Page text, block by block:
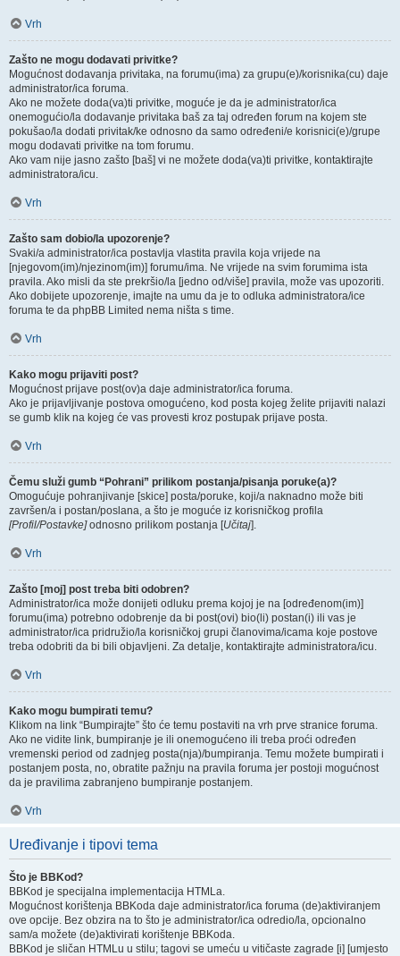
Vrh
Zašto ne mogu dodavati privitke?
Mogućnost dodavanja privitaka, na forumu(ima) za grupu(e)/korisnika(cu) daje
administrator/ica foruma.
Ako ne možete doda(va)ti privitke, moguće je da je administrator/ica
onemogućio/la dodavanje privitaka baš za taj određen forum na kojem ste
pokušao/la dodati privitak/ke odnosno da samo određeni/e korisnici(e)/grupe
mogu dodavati privitke na tom forumu.
Ako vam nije jasno zašto [baš] vi ne možete doda(va)ti privitke, kontaktirajte
administratora/icu.
Vrh
Zašto sam dobio/la upozorenje?
Svaki/a administrator/ica postavlja vlastita pravila koja vrijede na
[njegovom(im)/njezinom(im)] forumu/ima. Ne vrijede na svim forumima ista
pravila. Ako misli da ste prekršio/la [jedno od/više] pravila, može vas upozoriti.
Ako dobijete upozorenje, imajte na umu da je to odluka administratora/ice
foruma te da phpBB Limited nema ništa s time.
Vrh
Kako mogu prijaviti post?
Mogućnost prijave post(ov)a daje administrator/ica foruma.
Ako je prijavljivanje postova omogućeno, kod posta kojeg želite prijaviti nalazi
se gumb klik na kojeg će vas provesti kroz postupak prijave posta.
Vrh
Čemu služi gumb “Pohrani” prilikom postanja/pisanja poruke(a)?
Omogućuje pohranjivanje [skice] posta/poruke, koji/a naknadno može biti
završen/a i postan/poslana, a što je moguće iz korisničkog profila
[Profil/Postavke]odnosno prilikom postanja [Učitaj].
Vrh
Zašto [moj] post treba biti odobren?
Administrator/ica može donijeti odluku prema kojoj je na [određenom(im)]
forumu(ima) potrebno odobrenje da bi post(ovi) bio(li) postan(i) ili vas je
administrator/ica pridružio/la korisničkoj grupi članovima/icama koje postove
treba odobriti da bi bili objavljeni. Za detalje, kontaktirajte administratora/icu.
Vrh
Kako mogu bumpirati temu?
Klikom na link “Bumpirajte” što će temu postaviti na vrh prve stranice foruma.
Ako ne vidite link, bumpiranje je ili onemogućeno ili treba proći određen
vremenski period od zadnjeg posta(nja)/bumpiranja. Temu možete bumpirati i
postanjem posta, no, obratite pažnju na pravila foruma jer postoji mogućnost
da je pravilima zabranjeno bumpiranje postanjem.
Vrh
Uređivanje i tipovi tema
Što je BBKod?
BBKod je specijalna implementacija HTMLa.
Mogućnost korištenja BBKoda daje administrator/ica foruma (de)aktiviranjem
ove opcije. Bez obzira na to što je administrator/ica odredio/la, opcionalno
sam/a možete (de)aktivirati korištenje BBKoda.
BBKod je sličan HTMLu u stilu; tagovi se umeću u vitičaste zagrade [i] [umjesto